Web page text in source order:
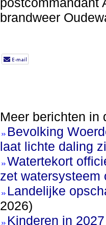
brandweer
Meer berichten in
Bevolking
laat lichte daling
Watertekort
zet watersysteem
Landelijke
2026)
Kinderen in